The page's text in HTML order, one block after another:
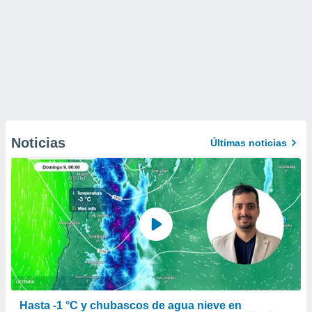
Noticias Últimas noticias
Hasta -1 °C y chubascos de agua nieve en